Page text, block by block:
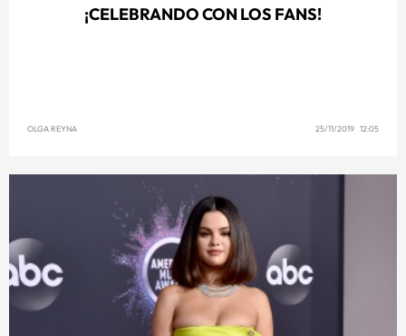
¡CELEBRANDO CON LOS FANS!
OLGA REYNA 25/11/2019 12:05